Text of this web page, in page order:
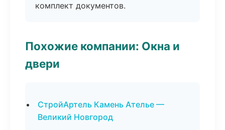
комплект документов.
Похожие компании: Окна и
двери
СтройАртель Камень Ателье —
Великий Новгород